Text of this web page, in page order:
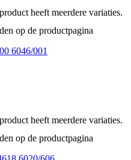
heeft meerdere variaties.
op de productpagina
heeft meerdere variaties.
op de productpagina